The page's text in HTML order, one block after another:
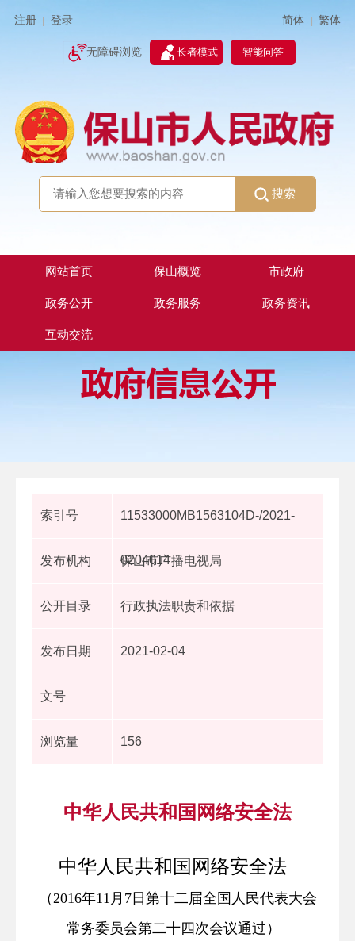
注册 登录 简体 | 繁体
无障碍浏览 长者模式 智能问答
搜索
网站首页 保山概览 市政府
政务公开 政务服务 政务资讯
互动交流
索引号 11533000MB1563104D-/2021-
0204014
发布机构 保山市广播电视局
公开目录 行政执法职责和依据
发布日期 2021-02-04
文号
浏览量 156
中华人民共和国网络安全法
中华人民共和国网络安全法
（ 2016年11月7日第十二届全国人民代表大会
常务委员会第二十四次会议通过）